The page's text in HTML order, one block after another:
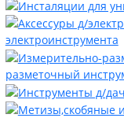
электроинструмента
разметочный